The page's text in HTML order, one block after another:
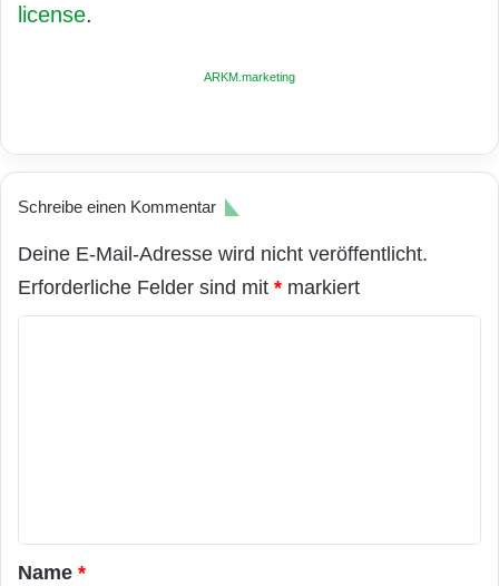
license.
ARKM.marketing
Schreibe einen Kommentar
Deine E-Mail-Adresse wird nicht veröffentlicht.
Erforderliche Felder sind mit * markiert
a
Name *